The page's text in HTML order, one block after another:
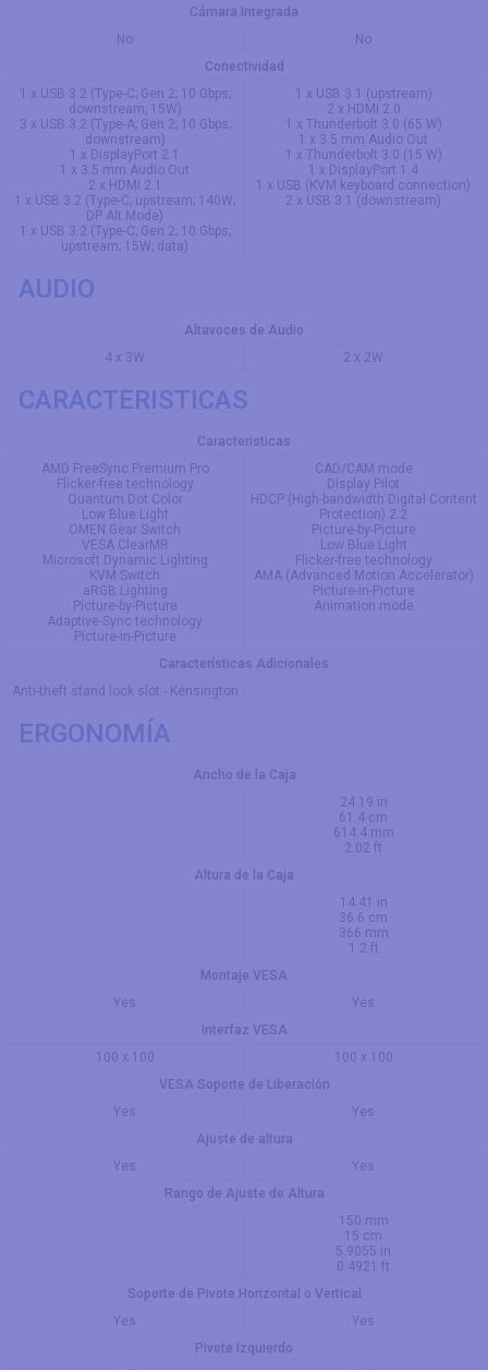
Cámara Integrada
No
No
Conectividad
1 x USB 3.2 (Type-C; Gen 2; 10 Gbps;
downstream; 15W)
3 x USB 3.2 (Type-A; Gen 2; 10 Gbps;
downstream)
1 x DisplayPort 2.1
1 x 3.5 mm Audio Out
2 x HDMI 2.1
1 x USB 3.2 (Type-C; upstream; 140W;
DP Alt Mode)
1 x USB 3.2 (Type-C; Gen 2; 10 Gbps;
upstream; 15W; data)
1 x USB 3.1 (upstream)
2 x HDMI 2.0
1 x Thunderbolt 3.0 (65 W)
1 x 3.5 mm Audio Out
1 x Thunderbolt 3.0 (15 W)
1 x DisplayPort 1.4
1 x USB (KVM keyboard connection)
2 x USB 3.1 (downstream)
AUDIO
Altavoces de Audio
4 x 3W
2 x 2W
CARACTERISTICAS
Caracteristicas
AMD FreeSync Premium Pro
Flicker-free technology
Quantum Dot Color
Low Blue Light
OMEN Gear Switch
VESA ClearMR
Microsoft Dynamic Lighting
KVM Switch
aRGB Lighting
Picture-by-Picture
Adaptive-Sync technology
Picture-in-Picture
CAD/CAM mode
Display Pilot
HDCP (High-bandwidth Digital Content
Protection) 2.2
Picture-by-Picture
Low Blue Light
Flicker-free technology
AMA (Advanced Motion Accelerator)
Picture-in-Picture
Animation mode
Características Adicionales
Anti-theft stand lock slot - Kensington
ERGONOMÍA
Ancho de la Caja
24.19 in
61.4 cm
614.4 mm
2.02 ft
Altura de la Caja
14.41 in
36.6 cm
366 mm
1.2 ft
Montaje VESA
Yes
Yes
Interfaz VESA
100 x 100
100 x 100
VESA Soporte de Liberación
Yes
Yes
Ajuste de altura
Yes
Yes
Rango de Ajuste de Altura
150 mm
15 cm
5.9055 in
0.4921 ft
Soporte de Pivote Horizontal o Vertical
Yes
Yes
Pivote Izquierdo